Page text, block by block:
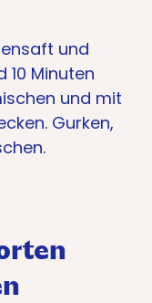
und
Minuten
und mit
Gurken,